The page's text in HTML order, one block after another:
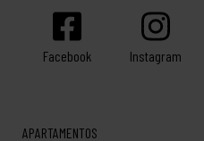
Facebook Instagram
APARTAMENTOS